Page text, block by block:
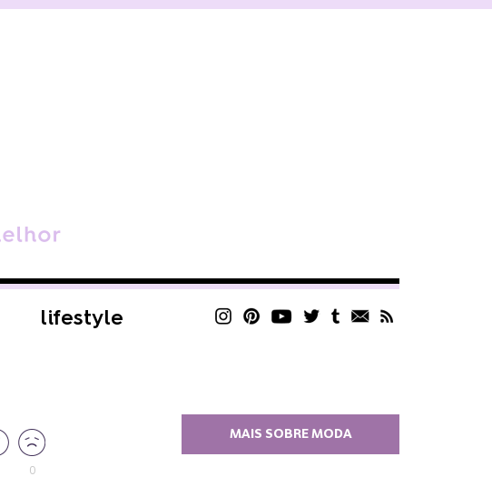
lifestyle
0
MAIS SOBRE MODA